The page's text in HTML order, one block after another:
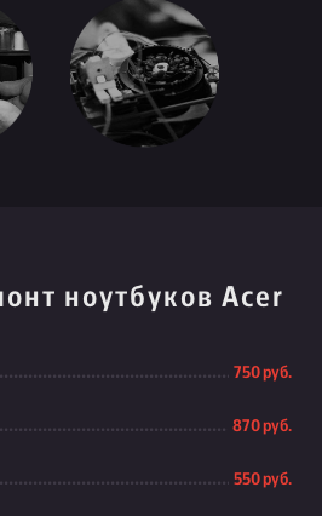
ноутбуков Acer
750 руб.
870 руб.
550 руб.